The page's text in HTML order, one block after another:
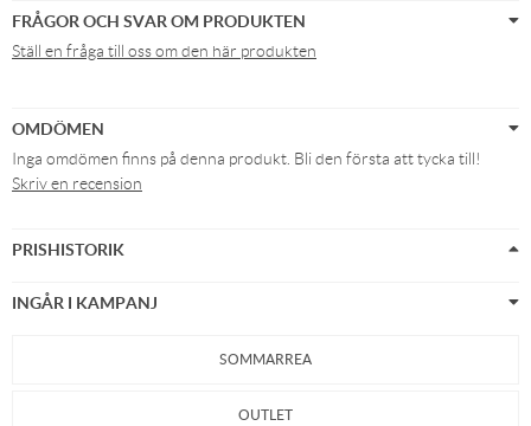
FRÅGOR OCH SVAR OM PRODUKTEN
Ställ en fråga till oss om den här produkten
OMDÖMEN
Inga omdömen finns på denna produkt. Bli den första att tycka till!
Skriv en recension
PRISHISTORIK
INGÅR I KAMPANJ
SOMMARREA
OUTLET